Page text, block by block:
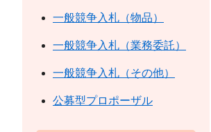
一般競争入札（物品）
一般競争入札（業務委託）
一般競争入札（その他）
公募型プロポーザル